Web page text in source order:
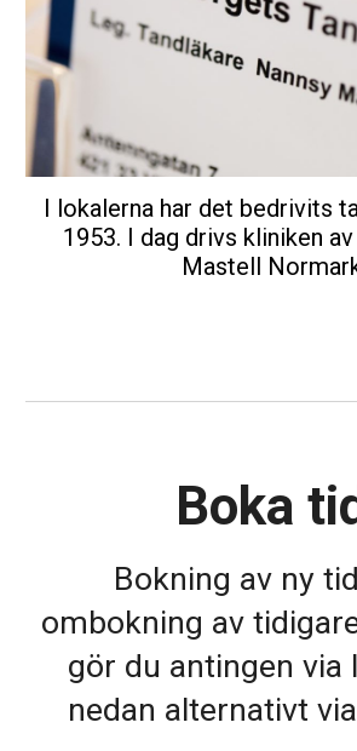
I lokalerna har det bedrivits
1953. I dag drivs kliniken
Mastell
Boka
Bokning av ny
ombokning av
gör du antingen via
nedan alternativt